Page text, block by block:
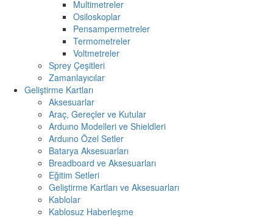
Multimetreler
Osiloskoplar
Pensampermetreler
Termometreler
Voltmetreler
Sprey Çeşitleri
Zamanlayıcılar
Geliştirme Kartları
Aksesuarlar
Araç, Gereçler ve Kutular
Arduıno Modelleri ve Shieldleri
Arduıno Özel Setler
Batarya Aksesuarları
Breadboard ve Aksesuarları
Eğitim Setleri
Geliştirme Kartları ve Aksesuarları
Kablolar
Kablosuz Haberleşme